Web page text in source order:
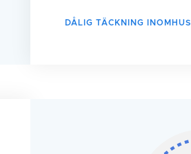
DÅLIG TÄCKNING INOMHUS